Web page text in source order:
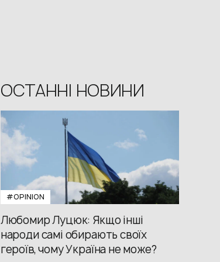
ОСТАННІ НОВИНИ
#OPINION
Любомир Луцюк: Якщо інші
народи самі обирають своїх
героїв, чому Україна не може?